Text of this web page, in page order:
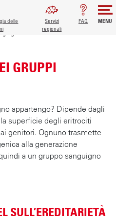
delle
Servizi
regionali
FAQ MENU
GRUPPI
appartengo? Dipende dagli
superficie degli eritrociti
genitori. Ognuno trasmette
alla generazione
a un gruppo sanguigno
SULL’EREDITARIETÀ